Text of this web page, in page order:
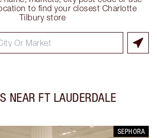
to find your closest Charlotte
Tilbury store
NEAR FT LAUDERDALE
SEPHORA